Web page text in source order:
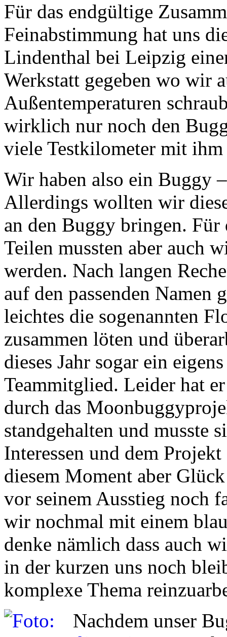
Für das endgültige
Feinabstimmung hat uns
Lindenthal bei Leipzig
Werkstatt gegeben wo wir
Außentemperaturen
wirklich nur noch den
viele Testkilometer mit ihm
Wir haben also ein Buggy
Allerdings wollten wir
an den Buggy bringen.
Teilen mussten aber auch
werden. Nach langen
auf den passenden Namen
leichtes die sogenannten
zusammen löten und
dieses Jahr sogar ein
Teammitglied. Leider hat
durch das
standgehalten und musste
Interessen und dem
diesem Moment aber
vor seinem Ausstieg noch
wir nochmal mit einem
denke nämlich dass auch
in der kurzen uns noch
komplexe Thema
Nachdem unser